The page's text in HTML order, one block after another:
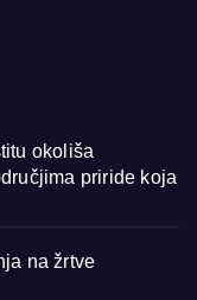
okoliša
priride koja
na žrtve